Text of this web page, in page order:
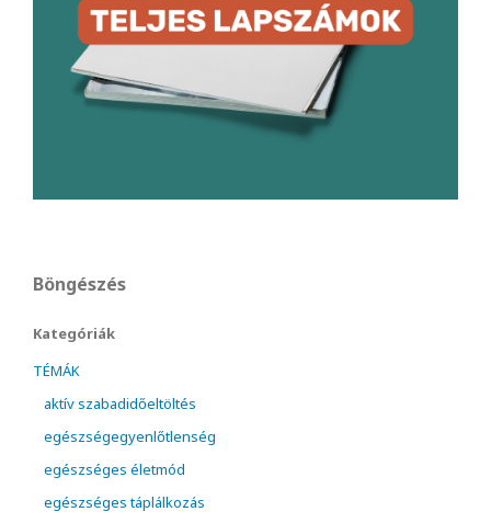
Böngészés
Kategóriák
TÉMÁK
aktív szabadidőeltöltés
egészségegyenlőtlenség
egészséges életmód
egészséges táplálkozás